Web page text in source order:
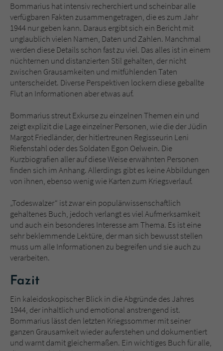
Bommarius hat intensiv recherchiert und scheinbar alle
verfügbaren Fakten zusammengetragen, die es zum Jahr
1944 nur geben kann. Daraus ergibt sich ein Bericht mit
unglaublich vielen Namen, Daten und Zahlen. Manchmal
werden diese Details schon fast zu viel. Das alles ist in einem
nüchternen und distanzierten Stil gehalten, der nicht
zwischen Grausamkeiten und mitfühlenden Taten
unterscheidet. Diverse Perspektiven lockern diese geballte
Flut an Informationen aber etwas auf.
Bommarius streut Exkurse zu einzelnen Themen ein und
zeigt explizit die Lage einzelner Personen, wie die der Jüdin
Margot Friedländer, der hitlertreunen Regisseurin Leni
Riefenstahl oder des Soldaten Egon Oelwein. Die
Kurzbiografien aller auf diese Weise erwähnten Personen
finden sich im Anhang. Allerdings gibt es keine Abbildungen
von ihnen, ebenso wenig wie Karten zum Kriegsverlauf.
„Todeswalzer“ ist zwar ein populärwissenschaftlich
gehaltenes Buch, jedoch verlangt es viel Aufmerksamkeit
und auch ein besonderes Interesse am Thema. Es ist eine
sehr beklemmende Lektüre, der man sich bewusst stellen
muss um alle Informationen zu begreifen und sie auch zu
verarbeiten.
Fazit
Ein kaleidoskopischer Blick in die Abgründe des Jahres
1944, der inhaltlich und emotional anstrengend ist.
Bommarius lässt den letzten Kriegssommer mit seiner
ganzen Grausamkeit wieder auferstehen und dokumentiert
und warnt damit gleichermaßen. Ein wichtiges Buch für alle,